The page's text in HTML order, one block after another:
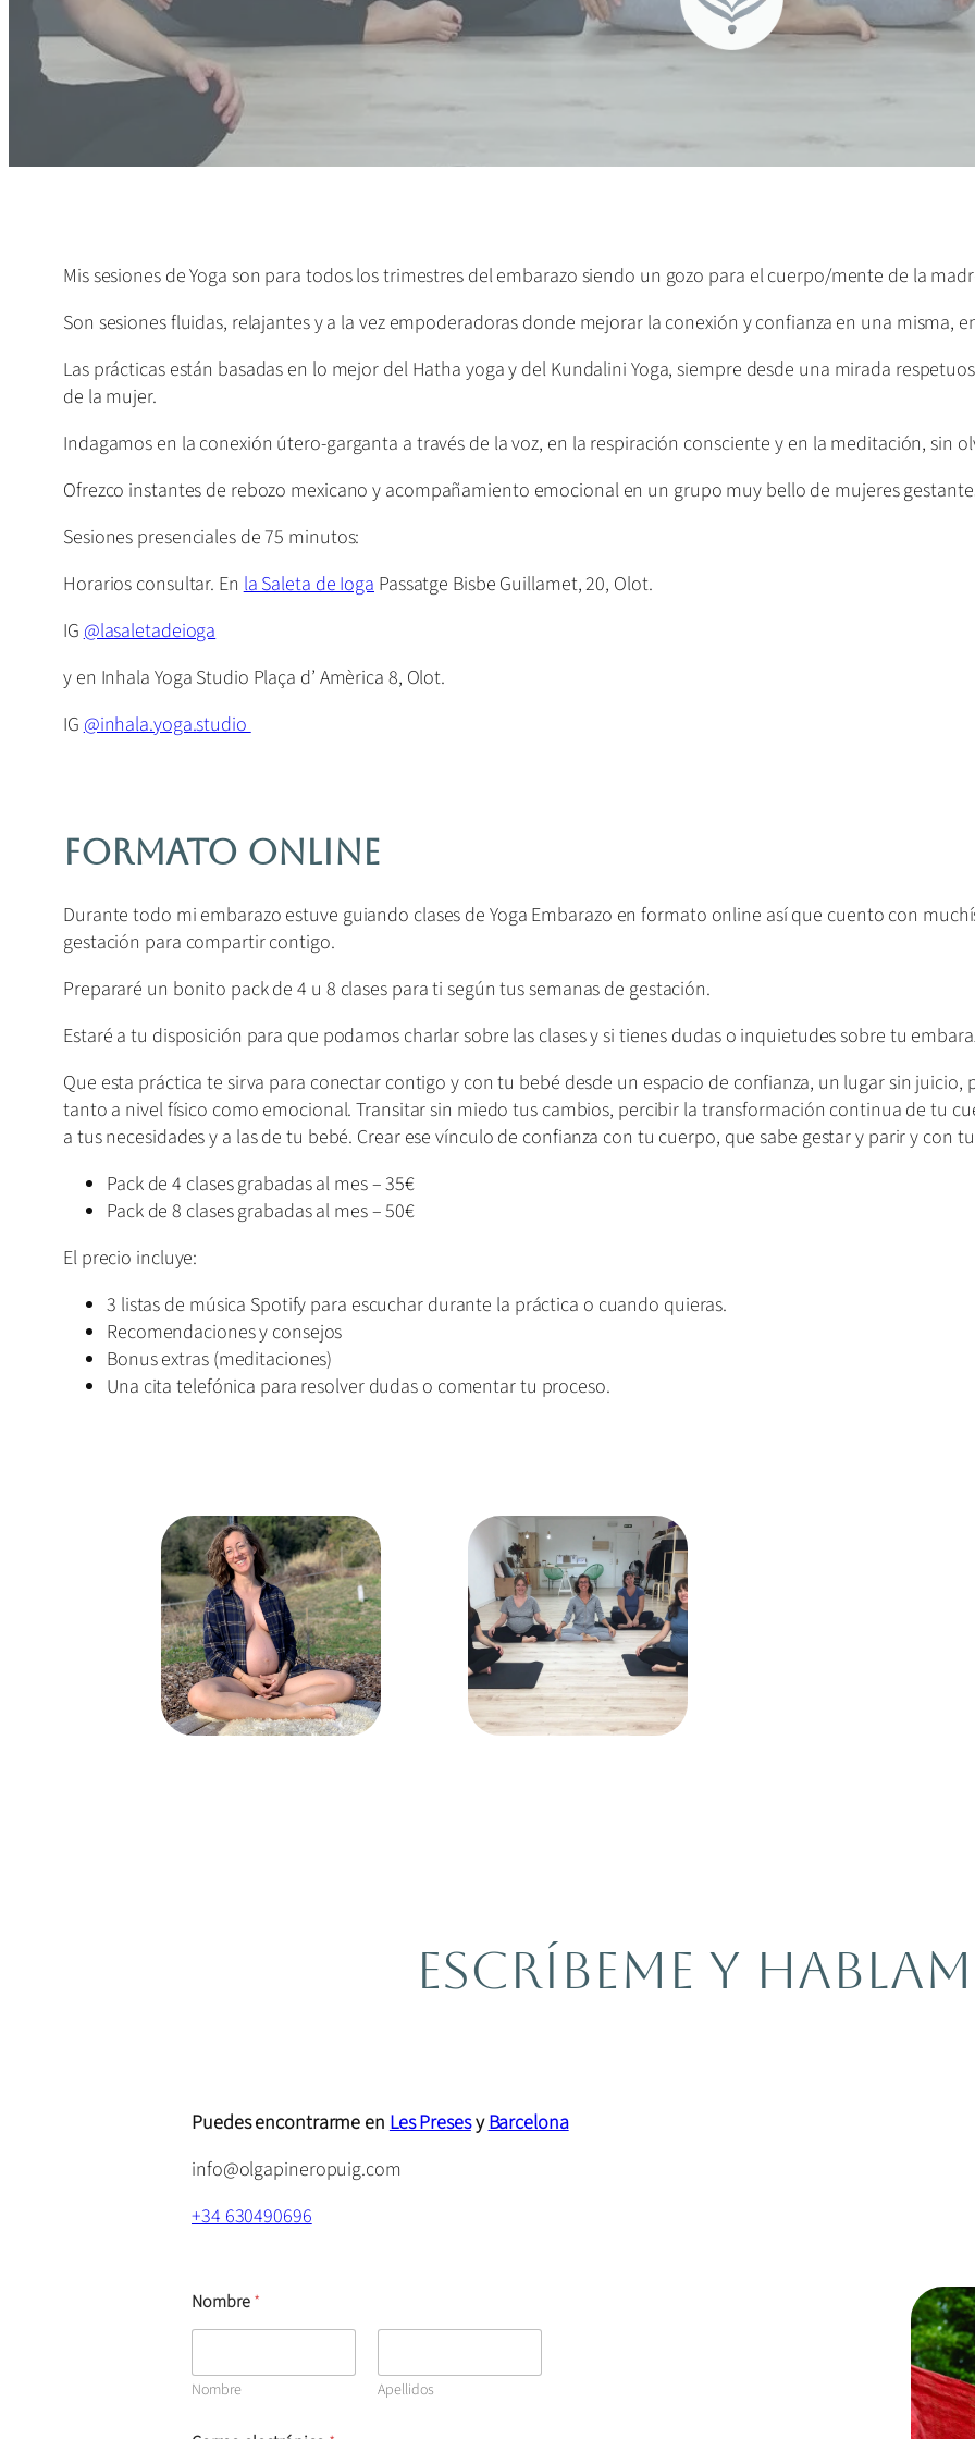
Mis sesiones de Yoga son para todos los trimestres del embarazo siendo un gozo para el cuerpo/mente de la
Son sesiones fluidas, relajantes y a la vez empoderadoras donde mejorar la conexión y confianza en una misma,
Las prácticas están basadas en lo mejor del Hatha yoga y del Kundalini Yoga, siempre desde una mirada
de la mujer.
Indagamos en la conexión útero-garganta a través de la voz, en la respiración consciente y en la meditación, sin
Ofrezco instantes de rebozo mexicano y acompañamiento emocional en un grupo muy bello de mujeres
Sesiones presenciales de 75 minutos:
Horarios consultar. Enla Saleta de Ioga Passatge Bisbe Guillamet, 20, Olot.
IG@lasaletadeioga
y en Inhala Yoga Studio Plaça d’ Amèrica 8, Olot.
IG@inhala.yoga.studio
Formato Online
Durante todo mi embarazo estuve guiando clases de Yoga Embarazo en formato online así que cuento con
gestación para compartir contigo.
Prepararé un bonito pack de 4 u 8 clases para ti según tus semanas de gestación.
Estaré a tu disposición para que podamos charlar sobre las clases y si tienes dudas o inquietudes sobre tu
Que esta práctica te sirva para conectar contigo y con tu bebé desde un espacio de confianza, un lugar sin juicio,
tanto a nivel físico como emocional. Transitar sin miedo tus cambios, percibir la transformación continua de tu
a tus necesidades y a las de tu bebé. Crear ese vínculo de confianza con tu cuerpo, que sabe gestar y parir y con
Pack de 4 clases grabadas al mes – 35€
Pack de 8 clases grabadas al mes – 50€
El precio incluye:
3 listas de música Spotify para escuchar durante la práctica o cuando quieras.
Recomendaciones y consejos
Bonus extras (meditaciones)
Una cita telefónica para resolver dudas o comentar tu proceso.
Escríbeme y
Puedes encontrarme en Les PresesyBarcelona
info@olgapineropuig.com
+34 630490696
e
n
a
j
C
Nombre*
Nombre Apellidos